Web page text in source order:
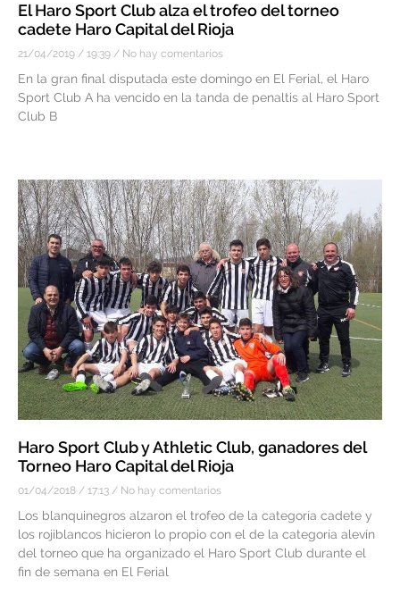
El Haro Sport Club alza el trofeo del torneo
cadete Haro Capital del Rioja
21/04/2019 19:39 No hay comentarios
En la gran final disputada este domingo en El Ferial, el Haro
Sport Club A ha vencido en la tanda de penaltis al Haro Sport
Club B
Haro Sport Club y Athletic Club, ganadores del
Torneo Haro Capital del Rioja
01/04/2018 17:13 No hay comentarios
Los blanquinegros alzaron el trofeo de la categoría cadete y
los rojiblancos hicieron lo propio con el de la categoría alevín
del torneo que ha organizado el Haro Sport Club durante el
fin de semana en El Ferial